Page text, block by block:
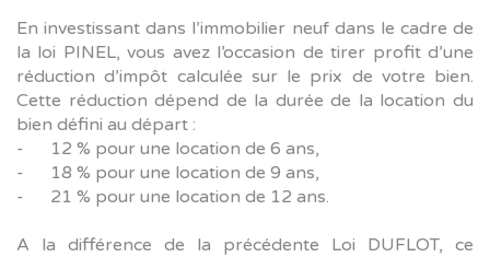
En investissant dans l’immobilier neuf dans le cadre de
la loi PINEL, vous avez l’occasion de tirer profit d’une
réduction d’impôt calculée sur le prix de votre bien.
Cette réduction dépend de la durée de la location du
bien défini au départ :
- 12 % pour une location de 6 ans,
- 18 % pour une location de 9 ans,
- 21 % pour une location de 12 ans.
A la différence de la précédente Loi DUFLOT, ce